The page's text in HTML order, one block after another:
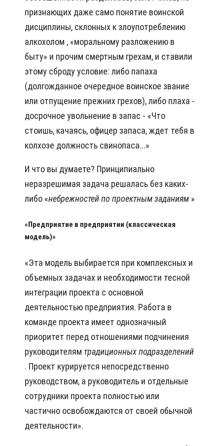
признающих даже само понятие воинской
дисциплины, склонных к злоупотреблению
алкохолом , «моральному разложению в
быту» и прочим смертным грехам, и ставили
этому сброду условие: либо папаха
(долгожданное очередное воинское звание
или отпущение прежних грехов), либо плаха -
досрочное увольнение в запас - «Что
стоишь, качаясь, офицер запаса, ждет тебя в
колхозе должность свинопаса...»
И что вы думаете? Принципиально
неразрешимая задача решалась без каких-
либо «небрежностейпо проектным заданиям »
«Предприятие в предприятии (классическая
модель)»
«Эта модель выбирается при комплексных и
объемных задачах и необходимости тесной
интеграции проекта с основной
деятельностью предприятия. Работа в
команде проекта имеет однозначный
приоритет перед отношениями подчинения
руководителям традиционныхподразделений
. Проект курируется непосредственно
руководством, а руководитель и отдельные
сотрудники проекта полностью или
частично освобождаются от своей обычной
деятельности».